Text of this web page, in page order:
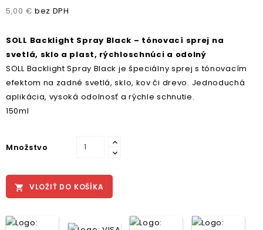
5,00 € bez DPH
SOLL Backlight Spray Black – tónovací sprej na
svetlá, sklo a plast, rýchloschnúci a odolný
SOLL Backlight Spray Black je špeciálny sprej s tónovacím
efektom na zadné svetlá, sklo, kov či drevo. Jednoduchá
aplikácia, vysoká odolnosť a rýchle schnutie.
150ml
Množstvo
 VLOŽIŤ DO KOŠÍKA